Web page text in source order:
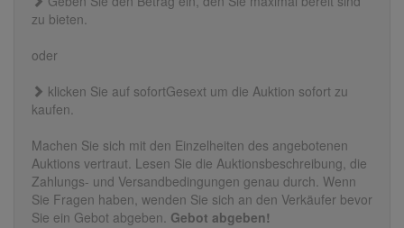
zu bieten.
oder
klicken Sie auf sofortGesext um die Auktion sofort zu
kaufen.
Machen Sie sich mit den Einzelheiten des angebotenen
Auktions vertraut. Lesen Sie die Auktionsbeschreibung, die
Zahlungs- und Versandbedingungen genau durch. Wenn
Sie Fragen haben, wenden Sie sich an den Verkäufer bevor
Sie ein Gebot abgeben. Gebot abgeben!